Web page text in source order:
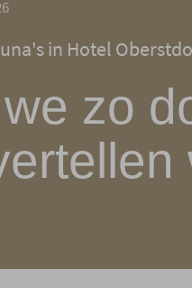
in Hotel
zo